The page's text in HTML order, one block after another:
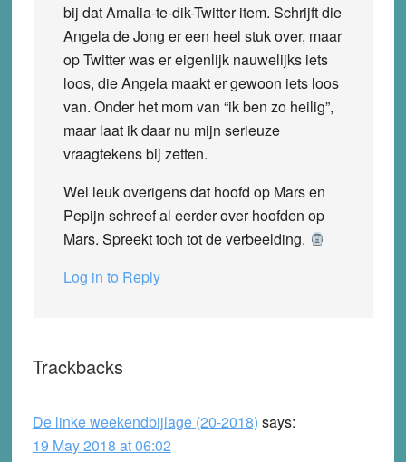
bij dat Amalia-te-dik-Twitter item. Schrijft die
Angela de Jong er een heel stuk over, maar
op Twitter was er eigenlijk nauwelijks iets
loos, die Angela maakt er gewoon iets loos
van. Onder het mom van “ik ben zo heilig”,
maar laat ik daar nu mijn serieuze
vraagtekens bij zetten.
Wel leuk overigens dat hoofd op Mars en
Pepijn schreef al eerder over hoofden op
Mars. Spreekt toch tot de verbeelding.
Log in to Reply
Trackbacks
De linke weekendbijlage (20-2018) says:
19 May 2018 at 06:02